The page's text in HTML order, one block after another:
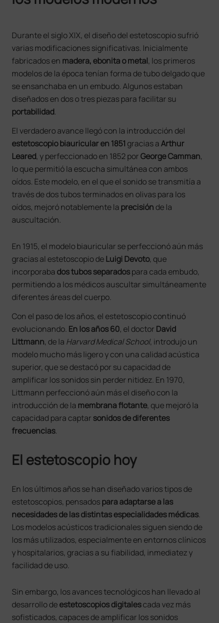
Durante el siglo XIX, el diseño del estetoscopio sufrió
varias modificaciones significativas. Inicialmente
fabricados en madera, ebonita o metal, los primeros
modelos de la época tenían forma de tubo delgado que
se ensanchaba en un embudo. Algunos estaban
diseñados en dos o tres piezas para facilitar su
portabilidad.
El verdadero avance llegó con la introducción del
estetoscopio biauricular en 1851 gracias aArthur
Leared, y perfeccionado en 1852 porGeorge Camman,
lo que permitió la escucha simultánea con ambos
oídos. Este modelo, en el que el sonido se transmitía a
través de dos tubos terminados en olivas para los
oídos, mejoró notablemente la precisión de la
auscultación.
En 1915, el modelo biauricular se perfeccionó aún más
gracias al estetoscopio deLuigi Devoto, que
incorporaba dos tubos separadospara cada embudo,
permitiendo a los médicos auscultar simultáneamente
diferentes áreas del cuerpo.
Con el paso de los años, el estetoscopio continuó
evolucionando. En los años 60, el doctor David
Littmann, de la Harvard Medical School, introdujo un
modelo mucho más ligero y con una calidad acústica
superior, que se destacó por su capacidad de
amplificar los sonidos sin perder nitidez. En 1970,
Littmann perfeccionó aún más el diseño con la
introducción de la membrana flotante, que mejoró la
capacidad para captar sonidos de diferentes
frecuencias.
El estetoscopio hoy
En los últimos años se han diseñado varios tipos de
estetoscopios, pensadospara adaptarse a las
necesidades de las distintas especialidades médicas.
Los modelos acústicos tradicionales siguen siendo de
los más utilizados, especialmente en entornos clínicos
y hospitalarios, gracias a su fiabilidad, inmediatez y
facilidad de uso.
Sin embargo, los avances tecnológicos han llevado al
desarrollo deestetoscopios digitalescada vez más
sofisticados, capaces de amplificar los sonidos